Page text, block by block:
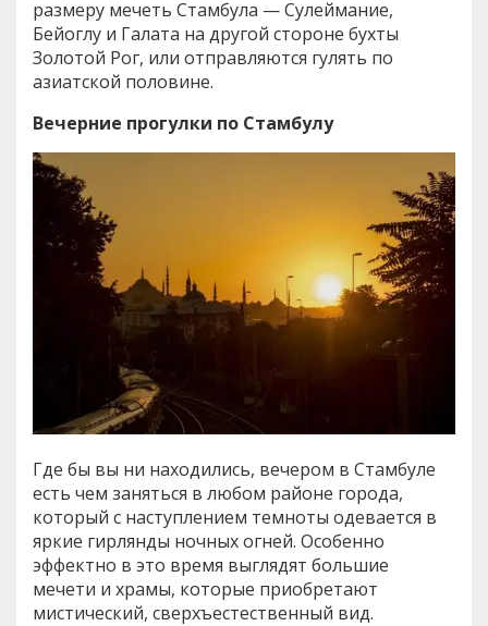
размеру мечеть Стамбула — Сулеймание,
Бейоглу и Галата на другой стороне бухты
Золотой Рог, или отправляются гулять по
азиатской половине.
Вечерние прогулки по Стамбулу
Где бы вы ни находились, вечером в Стамбуле
есть чем заняться в любом районе города,
который с наступлением темноты одевается в
яркие гирлянды ночных огней. Особенно
эффектно в это время выглядят большие
мечети и храмы, которые приобретают
мистический, сверхъестественный вид.